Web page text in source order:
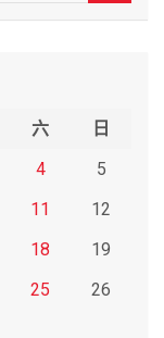
六
日
4
5
11
12
18
19
25
26